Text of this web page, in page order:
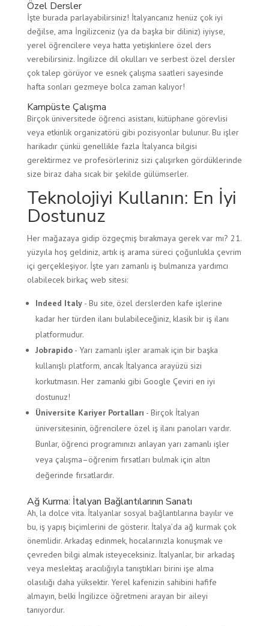
Özel Dersler
İşte burada parlayabilirsiniz! İtalyancanız henüz çok iyi
değilse, ama İngilizceniz (ya da başka bir diliniz) iyiyse,
yerel öğrencilere veya hatta yetişkinlere özel ders
verebilirsiniz. İngilizce dil okulları ve serbest özel dersler
çok talep görüyor ve esnek çalışma saatleri sayesinde
hafta sonları gezmeye bolca zaman kalıyor!
Kampüste Çalışma
Birçok üniversitede öğrenci asistanı, kütüphane görevlisi
veya etkinlik organizatörü gibi pozisyonlar bulunur. Bu işler
harikadır çünkü genellikle fazla İtalyanca bilgisi
gerektirmez ve profesörleriniz sizi çalışırken gördüklerinde
size biraz daha sıcak bir şekilde gülümserler.
Teknolojiyi Kullanın: En İyi
Dostunuz
Her mağazaya gidip özgeçmiş bırakmaya gerek var mı? 21.
yüzyıla hoş geldiniz, artık iş arama süreci çoğunlukla çevrim
içi gerçekleşiyor. İşte yarı zamanlı iş bulmanıza yardımcı
olabilecek birkaç web sitesi:
Indeed Italy- Bu site, özel derslerden kafe işlerine
kadar her türden ilanı bulabileceğiniz, klasik bir iş ilanı
platformudur.
Jobrapido- Yarı zamanlı işler aramak için bir başka
kullanışlı platform, ancak İtalyanca arayüzü sizi
korkutmasın. Her zamanki gibi Google Çeviri en iyi
dostunuz!
Üniversite Kariyer Portalları - Birçok İtalyan
üniversitesinin, öğrencilere özel iş ilanı panoları vardır.
Bunlar, öğrenci programınızı anlayan yarı zamanlı işler
veya çalışma–öğrenim fırsatları bulmak için altın
değerinde fırsatlardır.
Ağ Kurma: İtalyan Bağlantılarının Sanatı
Ah, la dolce vita. İtalyanlar sosyal bağlantılarına bayılır ve
bu, iş yapış biçimlerini de gösterir. İtalya’da ağ kurmak çok
önemlidir. Arkadaş edinmek, hocalarınızla konuşmak ve
çevreden bilgi almak isteyeceksiniz. İtalyanlar, bir arkadaş
veya meslektaş aracılığıyla tanıştıkları birini işe alma
olasılığı daha yüksektir. Yerel kafenizin sahibini hafife
almayın, belki İngilizce öğretmeni arayan bir aileyi
tanıyordur.